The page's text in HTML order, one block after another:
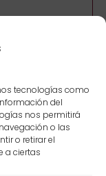
tecnologías como
del
nos permitirá
o las
o retirar el
a ciertas